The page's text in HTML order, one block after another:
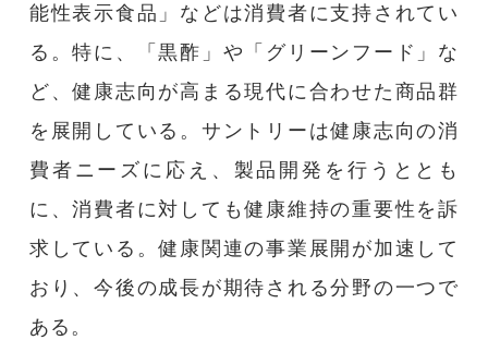
能性表示食品」などは消費者に支持されてい
る。特に、「黒酢」や「グリーンフード」な
ど、健康志向が高まる現代に合わせた商品群
を展開している。サントリーは健康志向の消
費者ニーズに応え、製品開発を行うととも
に、消費者に対しても健康維持の重要性を訴
求している。健康関連の事業展開が加速して
おり、今後の成長が期待される分野の一つで
ある。